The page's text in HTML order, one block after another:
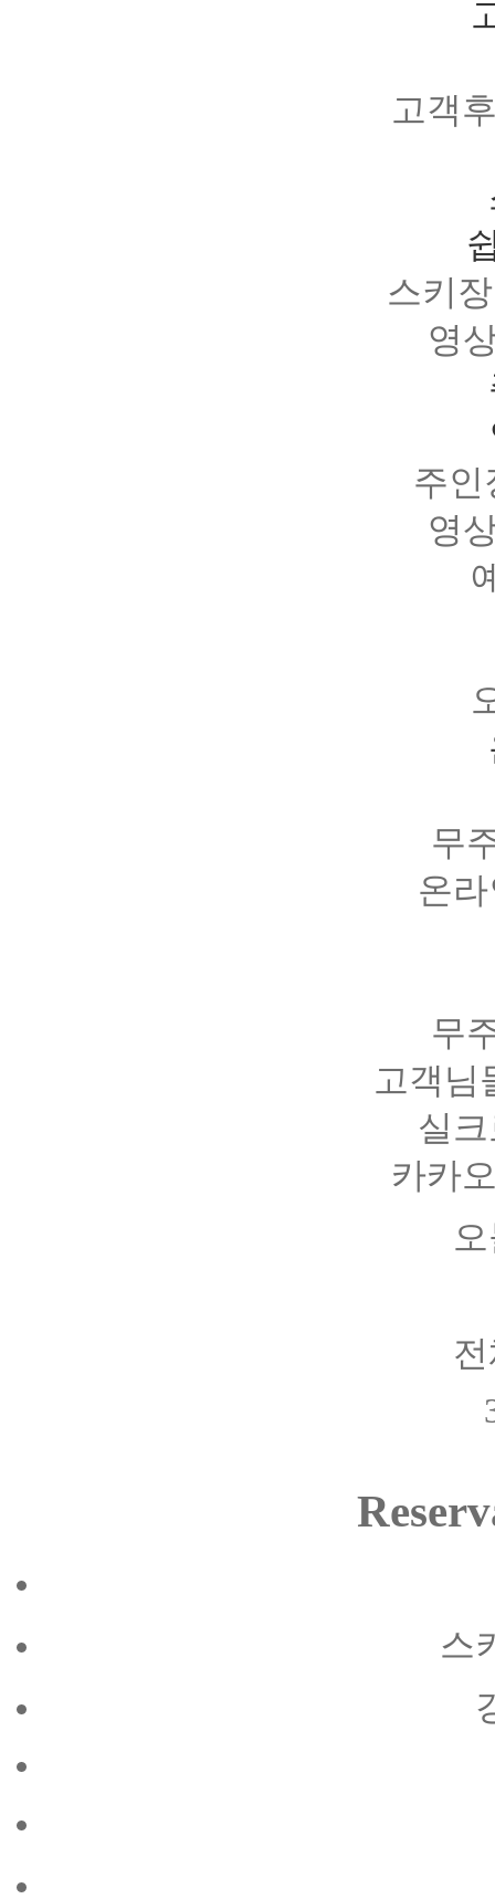
고객
스키
영
주인
영
무
온
무
고객님
실
카카
스